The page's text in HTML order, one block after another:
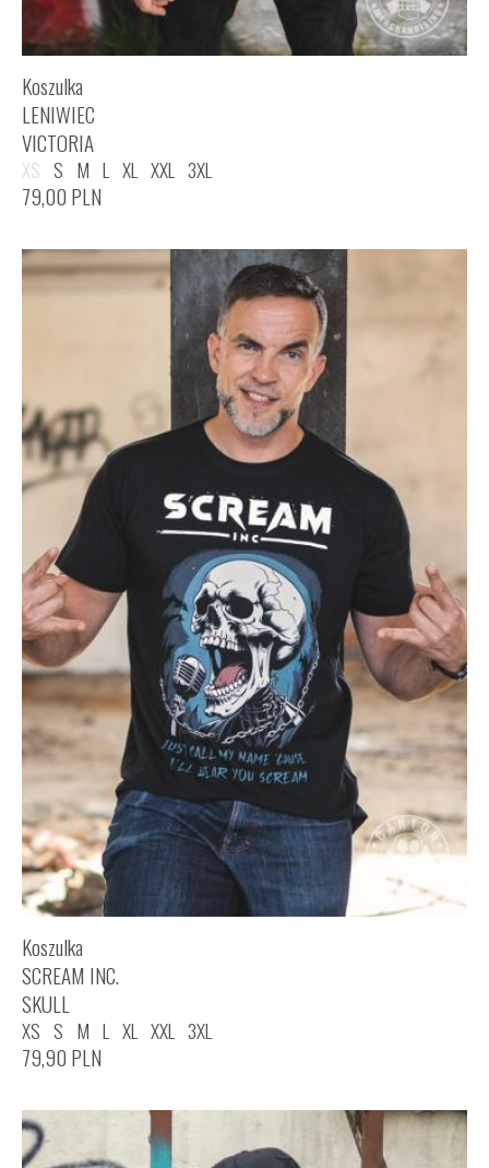
Koszulka
LENIWIEC
VICTORIA
XS S M L XL XXL 3XL
79,00 PLN
Koszulka
SCREAM INC.
SKULL
XS S M L XL XXL 3XL
79,90 PLN